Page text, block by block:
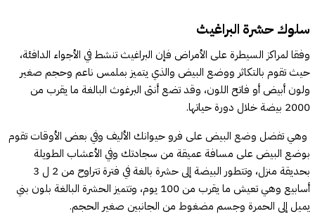
سلوك حشرة البراغيث
وفقا لمراكز السيطرة على الأمراض فإن البراغيث تنشط في الأجواء الدافئة،
حيث تقوم بالتكاثر ووضع البيض والذي يتميز بملمس ناعم وحجم صغير
ولون أبيض أو فاتح اللون، وقد تضع أنثى البرغوث البالغة ما يقرب من
2000 بيضة خلال دورة حياتها.
وهي تفضل وضع البيض على فرو حيوانك الأليف وفي بعض الأوقات تقوم
بوضع البيض على مسافة عميقة من سجادتك وفي الأعشاب الطويلة
بحديقة منزل، وتتطور البيضة إلى حشرة بالغة في فترة تتراوح من 2 ل 3
أسابيع وهي تعيش ما يقرب من 100 يوم، وتتميز الحشرة البالغة بلون بني
يميل إلى الحمرة وجسم مضغوط من الجانبين صغير الحجم.